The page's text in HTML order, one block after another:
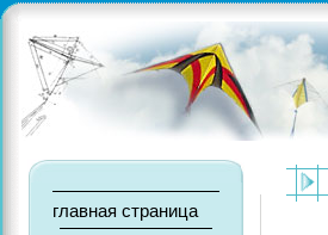
главная страница